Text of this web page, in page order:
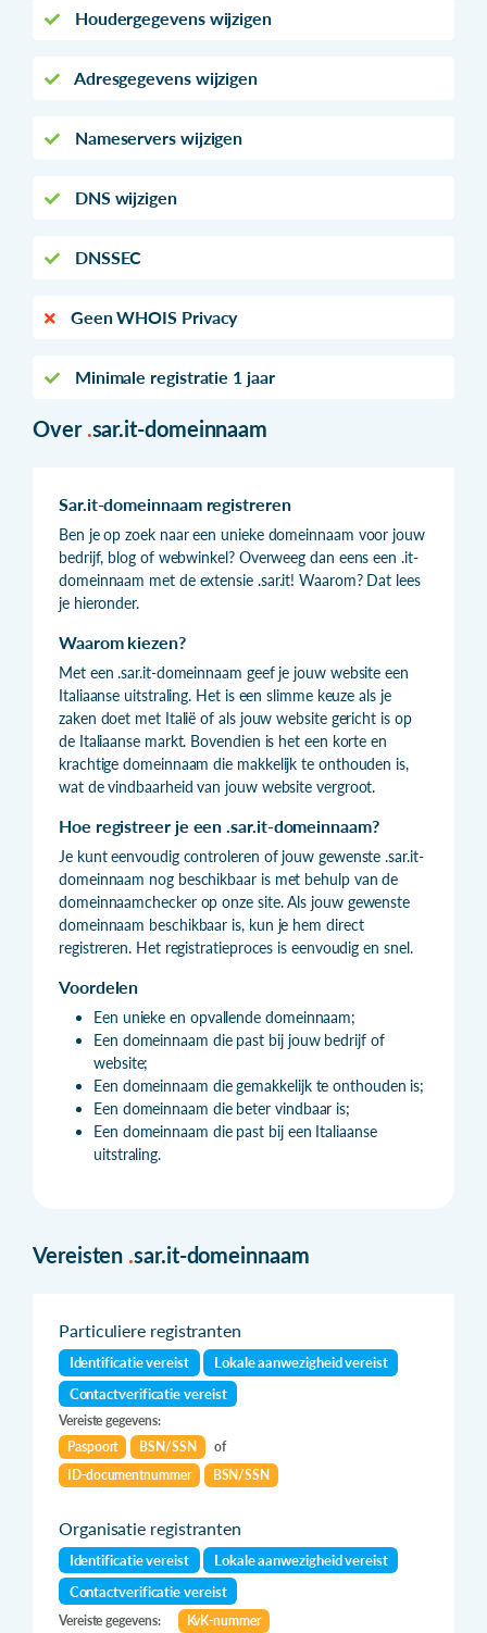
Houdergegevens wijzigen
Adresgegevens wijzigen
Nameservers wijzigen
DNS wijzigen
DNSSEC
Geen WHOIS Privacy
Minimale registratie 1 jaar
Over .sar.it-domeinnaam
Sar.it-domeinnaam registreren
Ben je op zoek naar een unieke domeinnaam voor jouw
bedrijf, blog of webwinkel? Overweeg dan eens een .it-
domeinnaam met de extensie .sar.it! Waarom? Dat lees
je hieronder.
Waarom kiezen?
Met een .sar.it-domeinnaam geef je jouw website een
Italiaanse uitstraling. Het is een slimme keuze als je
zaken doet met Italië of als jouw website gericht is op
de Italiaanse markt. Bovendien is het een korte en
krachtige domeinnaam die makkelijk te onthouden is,
wat de vindbaarheid van jouw website vergroot.
Hoe registreer je een .sar.it-domeinnaam?
Je kunt eenvoudig controleren of jouw gewenste .sar.it-
domeinnaam nog beschikbaar is met behulp van de
domeinnaamchecker op onze site. Als jouw gewenste
domeinnaam beschikbaar is, kun je hem direct
registreren. Het registratieproces is eenvoudig en snel.
Voordelen
Een unieke en opvallende domeinnaam;
Een domeinnaam die past bij jouw bedrijf of
website;
Een domeinnaam die gemakkelijk te onthouden is;
Een domeinnaam die beter vindbaar is;
Een domeinnaam die past bij een Italiaanse
uitstraling.
Vereisten .sar.it-domeinnaam
Particuliere registranten
Identificatie vereist
Lokale aanwezigheid vereist
Contactverificatie vereist
Vereiste gegevens:
Paspoort
BSN/SSN
of
ID-documentnummer
BSN/SSN
Organisatie registranten
Identificatie vereist
Lokale aanwezigheid vereist
Contactverificatie vereist
Vereiste gegevens: KvK-nummer